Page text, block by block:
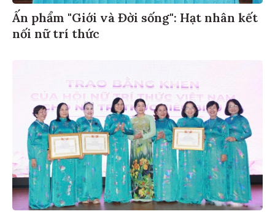
Ấn phẩm "Giới và Đời sống": Hạt nhân kết
nối nữ trí thức